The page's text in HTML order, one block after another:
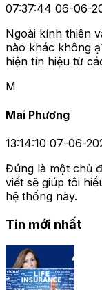
07:37:44 06-06-
Ngoài kính thiên
nào khác không
hiện tín hiệu từ
M
Mai Phương
13:14:10 07-06-
Đúng là một chủ
viết sẽ giúp tôi
hệ thống này.
Tin mới nhất